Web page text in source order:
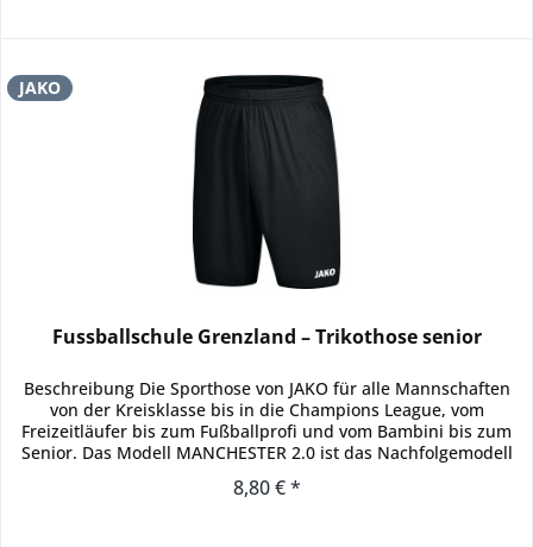
JAKO
Fussballschule Grenzland – Trikothose senior
Beschreibung Die Sporthose von JAKO für alle Mannschaften
von der Kreisklasse bis in die Champions League, vom
Freizeitläufer bis zum Fußballprofi und vom Bambini bis zum
Senior. Das Modell MANCHESTER 2.0 ist das Nachfolgemodell
8,80 € *